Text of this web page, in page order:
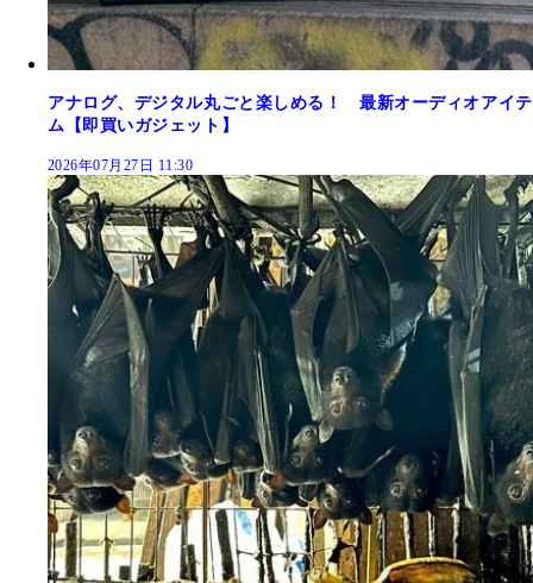
アナログ、デジタル丸ごと楽しめる！ 最新オーディオアイテ
ム【即買いガジェット】
2026年07月27日 11:30